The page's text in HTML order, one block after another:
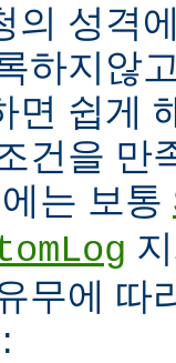
의 성격
하지않
면 쉽게
건을 만
는 보통
무에 따